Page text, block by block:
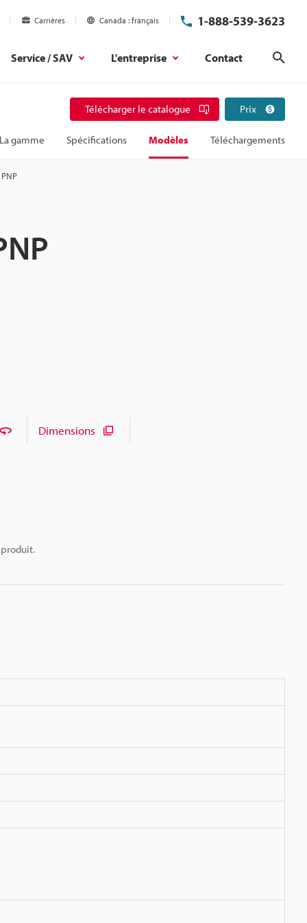
Carrières Canada français 1-888-539-3623
Service / SAV L'entreprise Contact
Télécharger le catalogue Prix
La gamme Spécifications Modèles Téléchargements
Dimensions